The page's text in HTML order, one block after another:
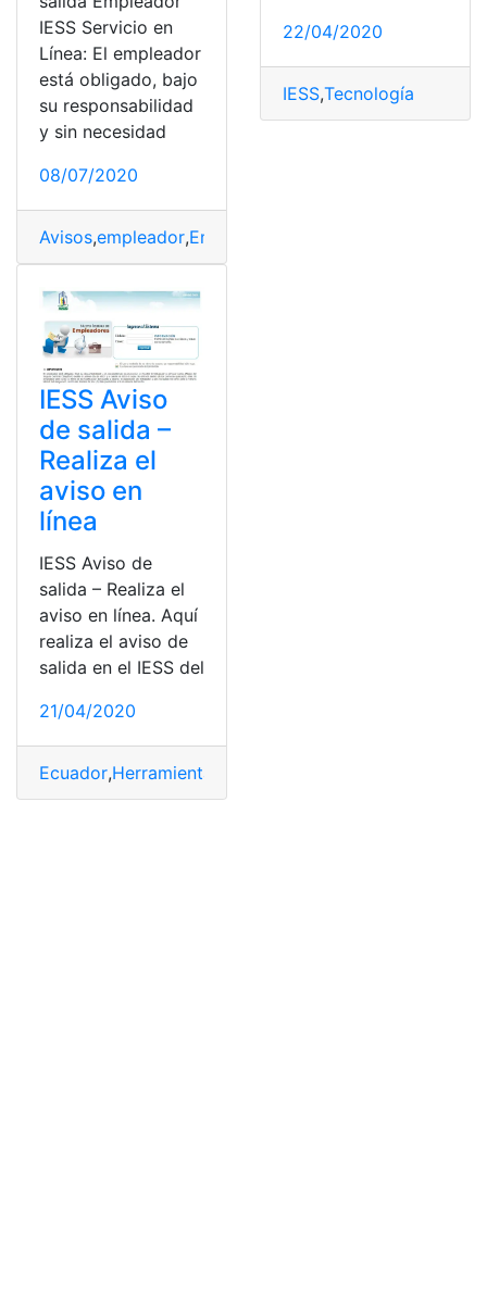
IESS Servicio en
Línea: El empleador
está obligado, bajo
su responsabilidad
y sin necesidad
08/07/2020
Avisos,empleador,Empleo
22/04/2020
IESS,Tecnología
IESS Aviso
de salida –
Realiza el
aviso en
línea
IESS Aviso de
salida – Realiza el
aviso en línea. Aquí
realiza el aviso de
salida en el IESS del
21/04/2020
Ecuador,Herramientas